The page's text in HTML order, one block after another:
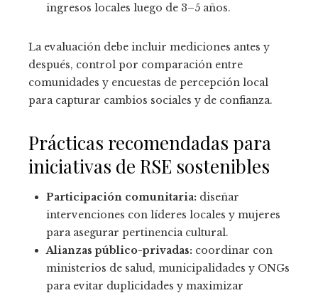
ingresos locales luego de 3–5 años.
La evaluación debe incluir mediciones antes y
después, control por comparación entre
comunidades y encuestas de percepción local
para capturar cambios sociales y de confianza.
Prácticas recomendadas para
iniciativas de RSE sostenibles
Participación comunitaria: diseñar
intervenciones con líderes locales y mujeres
para asegurar pertinencia cultural.
Alianzas público-privadas: coordinar con
ministerios de salud, municipalidades y ONGs
para evitar duplicidades y maximizar